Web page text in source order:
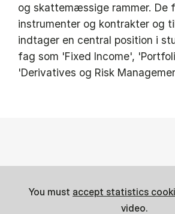
og skattemæssige rammer. De
instrumenter og kontrakter og
indtager en central position i
fag som 'Fixed Income',
'Derivatives og Risk
You must accept statistics
video.